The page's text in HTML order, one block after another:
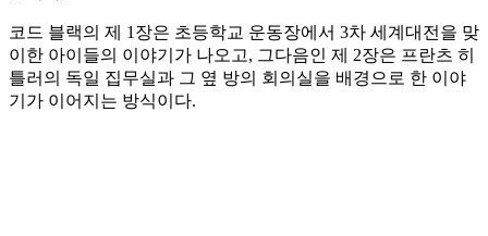
코드 블랙의 제 1장은 초등학교 운동장에서 3차 세계대전을 맞
이한 아이들의 이야기가 나오고, 그다음인 제 2장은 프란츠 히
틀러의 독일 집무실과 그 옆 방의 회의실을 배경으로 한 이야
기가 이어지는 방식이다.